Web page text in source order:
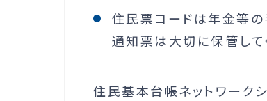
住民票コードは年金等の
通知票は大切に保管して
住民基本台帳ネットワーク